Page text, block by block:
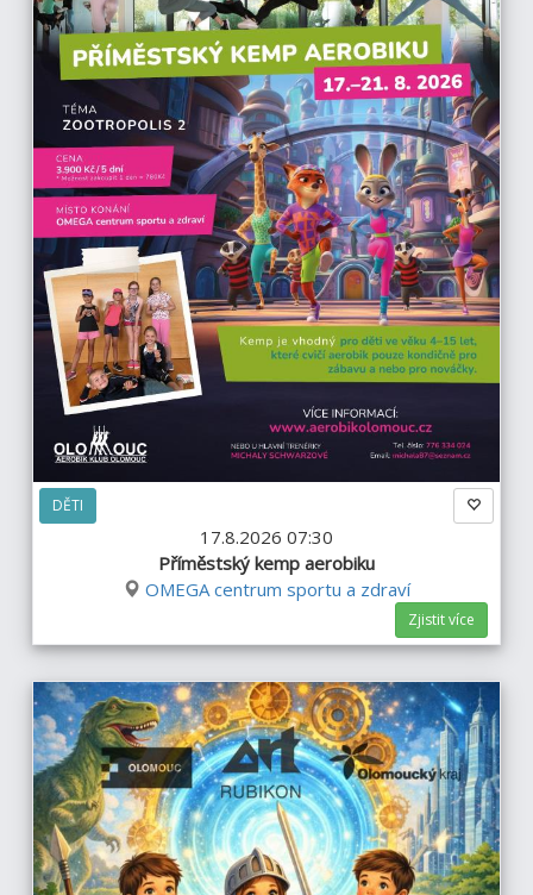
DĚTI
17.8.2026 07:30
Příměstský kemp aerobiku
OMEGA centrum sportu a zdraví
Zjistit více